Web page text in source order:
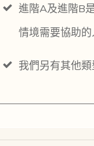
進階A及進階B
情境需要協助的
我們另有其他